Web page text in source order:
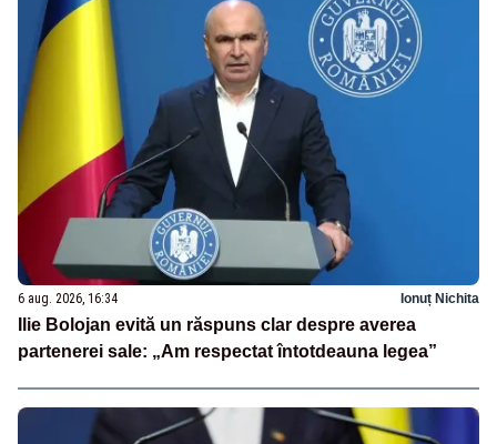
6 aug. 2026, 16:34 Ionuț Nichita
Ilie Bolojan evită un răspuns clar despre averea
partenerei sale: „Am respectat întotdeauna legea”